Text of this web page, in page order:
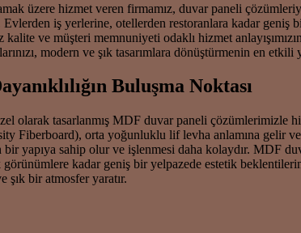
üzere hizmet veren firmamız, duvar paneli
Evlerden iş yerlerine, otellerden restoranlara kadar
ve müşteri memnuniyeti odaklı hizmet
modern ve şık tasarımlara dönüştürmenin en etkili
Buluşma Noktası
olarak tasarlanmış MDF duvar paneli
Fiberboard), orta yoğunluklu lif levha anlamına gelir
yapıya sahip olur ve işlenmesi daha kolaydır. MDF
kadar geniş bir yelpazede estetik
şık bir atmosfer yaratır.